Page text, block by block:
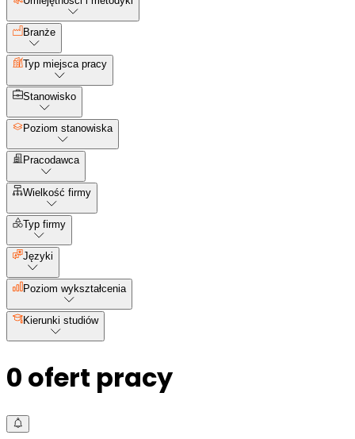
Branże
Typ miejsca pracy
Stanowisko
Poziom stanowiska
Pracodawca
Wielkość firmy
Typ firmy
Języki
Poziom wykształcenia
Kierunki studiów
0 ofert pracy